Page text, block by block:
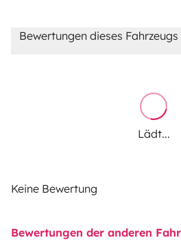
Bewertungen dieses Fahrzeugs
Lädt...
Keine Bewertung
Bewertungen der anderen